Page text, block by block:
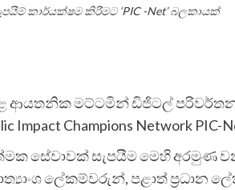
කාර්යක්ෂම කිරීමට ‘PIC -Net’ බලකායක්
ආයතනික මට්ටමින් ඩිජිටල්
Champions Network
සේවාවක් සැපයීම මෙහි අරමුණ
ලේකම්වරුන්, පළාත් ප්‍රධාන